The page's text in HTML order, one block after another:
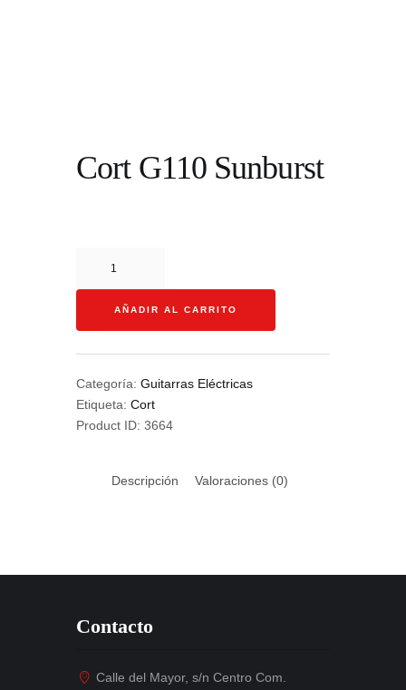
Cort G110 Sunburst
AÑADIR AL CARRITO
Categoría: Guitarras Eléctricas
Etiqueta: Cort
Product ID: 3664
Descripción Valoraciones (0)
Contacto
Calle del Mayor, s/n Centro Com.